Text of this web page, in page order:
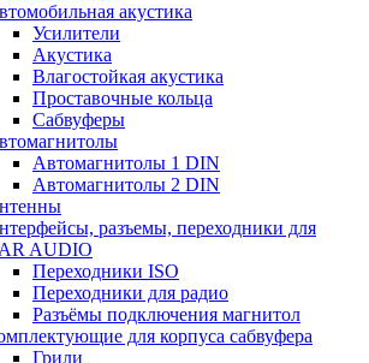
акустика
Усилители
Акустика
Влагостойкая акустика
Проставочные кольца
Сабвуферы
Автомагнитолы 1 DIN
Автомагнитолы 2 DIN
разъемы, переходники для
AUDIO
Переходники ISO
Переходники для радио
Разъёмы подключения магнитол
для корпуса сабвуфера
Грили